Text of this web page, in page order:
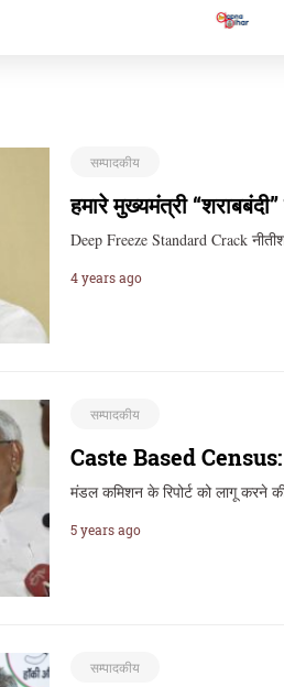
सम्पादकीय
हमारे मुख्यमंत्री
Deep Freeze Standard Crack
4 years ago
सम्पादकीय
Caste Based Census:
मंडल कमिशन के रिपोर्ट को लागू करने
5 years ago
सम्पादकीय